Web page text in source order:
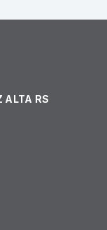
ALTA RS